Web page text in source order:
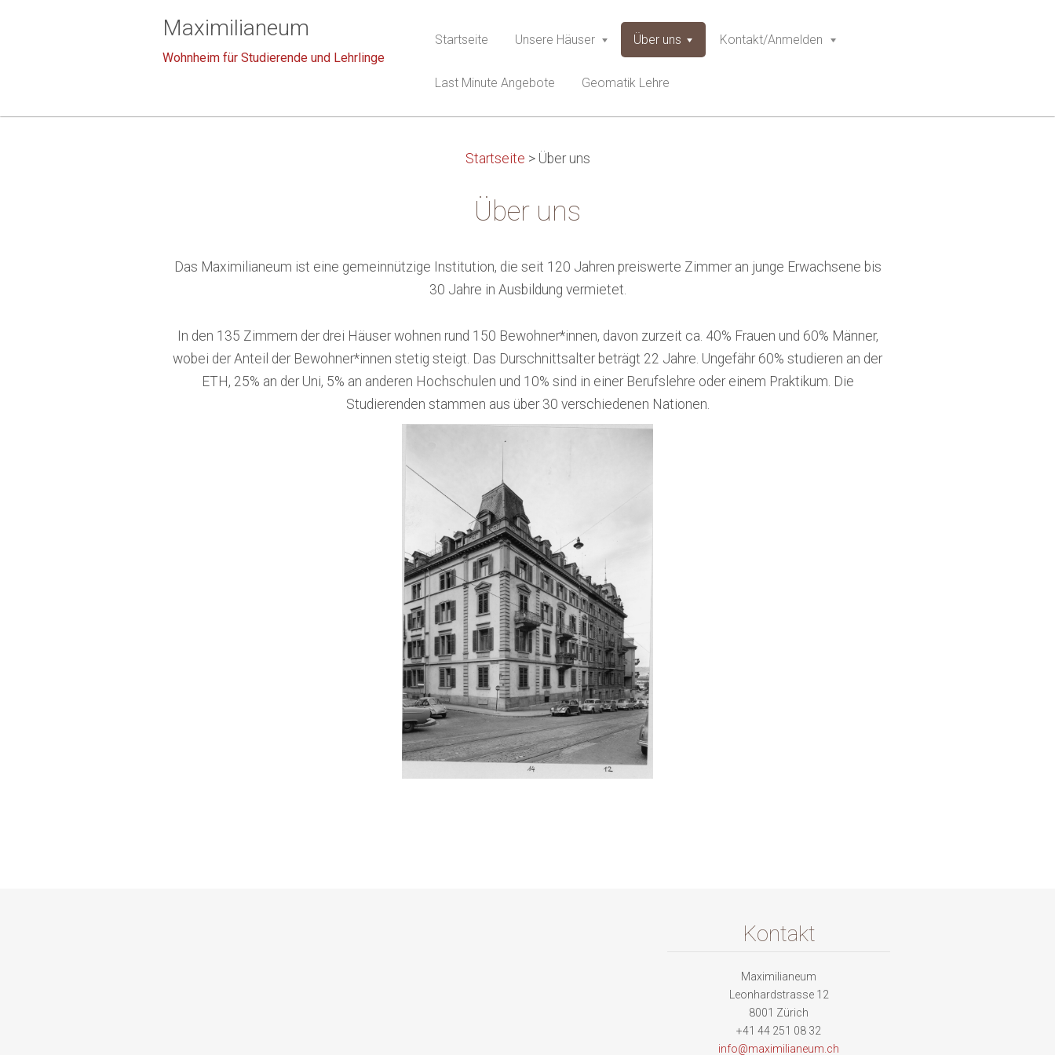
Maximilianeum
Wohnheim für Studierende und Lehrlinge
Startseite Unsere Häuser Über uns Kontakt/Anmelden
Last Minute Angebote Geomatik Lehre
Startseite > Über uns
Über uns
Das Maximilianeum ist eine gemeinnützige Institution, die seit 120 Jahren preiswerte Zimmer an junge Erwachsene bis
30 Jahre in Ausbildung vermietet.
In den 135 Zimmern der drei Häuser wohnen rund 150 Bewohner*innen, davon zurzeit ca. 40% Frauen und 60% Männer,
wobei der Anteil der Bewohner*innen stetig steigt. Das Durschnittsalter beträgt 22 Jahre. Ungefähr 60% studieren an der
ETH, 25% an der Uni, 5% an anderen Hochschulen und 10% sind in einer Berufslehre oder einem Praktikum. Die
Studierenden stammen aus über 30 verschiedenen Nationen.
Kontakt
Maximilianeum
Leonhardstrasse 12
8001 Zürich
+41 44 251 08 32
info@maximilianeum.ch